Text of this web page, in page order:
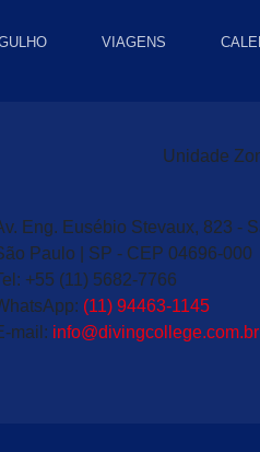
VIAGENS
Unidade
Eng. Eusébio Stevaux, 823 -
Paulo | SP - CEP 04696-000
+55 (11) 5682-7766
(11) 94463-1145
mail: info@divingcollege.com.br